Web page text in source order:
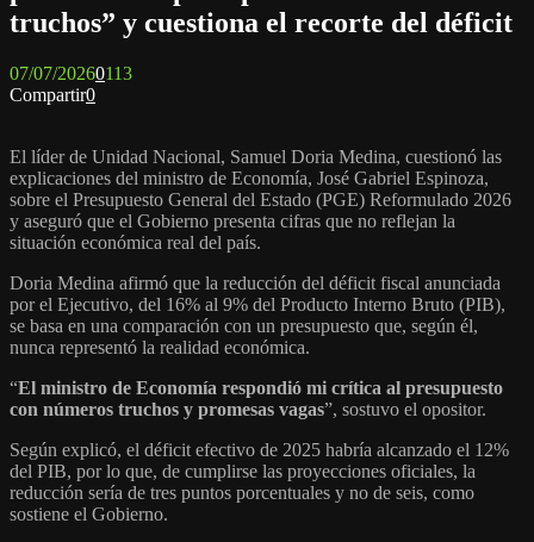
truchos” y cuestiona el recorte del déficit
07/07/20260113
Compartir0
El líder de Unidad Nacional, Samuel Doria Medina, cuestionó las
explicaciones del ministro de Economía, José Gabriel Espinoza,
sobre el Presupuesto General del Estado (PGE) Reformulado 2026
y aseguró que el Gobierno presenta cifras que no reflejan la
situación económica real del país.
Doria Medina afirmó que la reducción del déficit fiscal anunciada
por el Ejecutivo, del 16% al 9% del Producto Interno Bruto (PIB),
se basa en una comparación con un presupuesto que, según él,
nunca representó la realidad económica.
“El ministro de Economía respondió mi crítica al presupuesto
con números truchos y promesas vagas”, sostuvo el opositor.
Según explicó, el déficit efectivo de 2025 habría alcanzado el 12%
del PIB, por lo que, de cumplirse las proyecciones oficiales, la
reducción sería de tres puntos porcentuales y no de seis, como
sostiene el Gobierno.